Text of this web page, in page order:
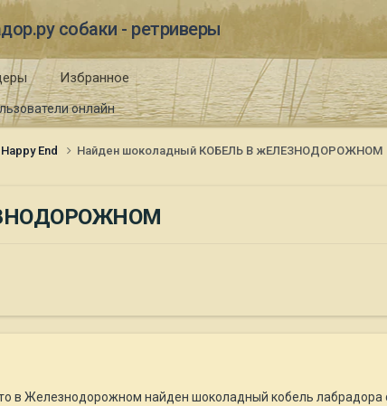
собаки - ретриверы
онлайн
Избранное
Happy End Найден шоколадный КОБЕЛЬ В жЕЛЕЗНОДОРОЖНОМ
в Железнодорожном найден шоколадный кобель